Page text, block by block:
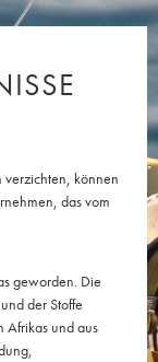
verzichten, können
das vom
geworden. Die
der Stoffe
Afrikas und aus